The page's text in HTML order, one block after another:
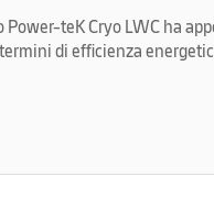
Power-teK Cryo LWC ha
di efficienza